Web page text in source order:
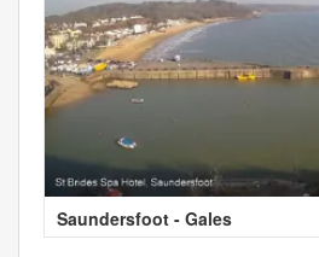
Saundersfoot - Gales